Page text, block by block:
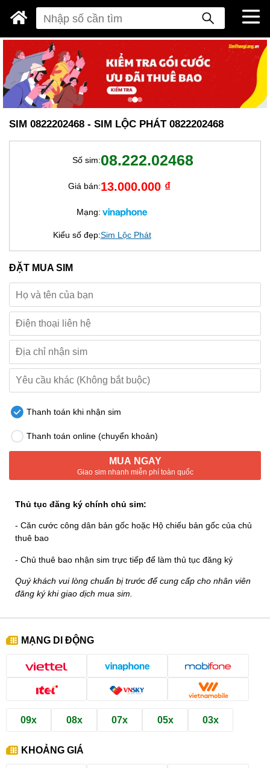
SIM 0822202468 - SIM LỘC PHÁT 0822202468
Số sim:08.222.02468
Giá bán:13.000.000 ₫
Mạng:
Kiểu số đẹp:Sim Lộc Phát
ĐẶT MUA SIM
Thanh toán khi nhận sim
Thanh toán online (chuyển khoản)
MUA NGAY
Giao sim nhanh miễn phí toàn quốc
Thủ tục đăng ký chính chủ sim:
- Căn cước công dân bản gốc hoặc Hộ chiếu bản gốc của chủ
thuê bao
- Chủ thuê bao nhận sim trực tiếp để làm thủ tục đăng ký
Quý khách vui lòng chuẩn bị trước để cung cấp cho nhân viên
đăng ký khi giao dịch mua sim.
MẠNG DI ĐỘNG
09x 08x 07x 05x 03x
KHOẢNG GIÁ